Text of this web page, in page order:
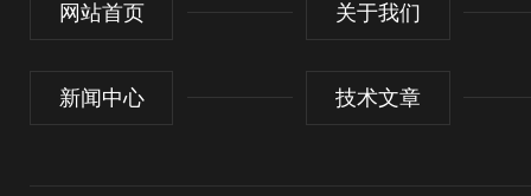
网站首页 关于我们
新闻中心 技术文章